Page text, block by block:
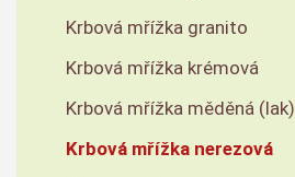
Krbová mřížka granito
Krbová mřížka krémová
Krbová mřížka měděná (lak)
Krbová mřížka nerezová